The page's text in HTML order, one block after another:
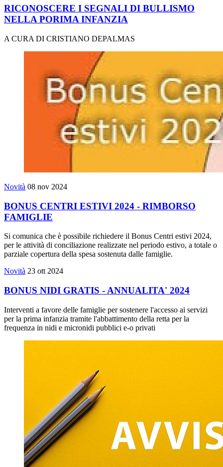
RICONOSCERE I SEGNALI DI BULLISMO
NELLA PORIMA INFANZIA
A CURA DI CRISTIANO DEPALMAS
Novità 08 nov 2024
BONUS CENTRI ESTIVI 2024 - RIMBORSO
FAMIGLIE
Si comunica che è possibile richiedere il Bonus Centri estivi 2024,
per le attività di conciliazione realizzate nel periodo estivo, a totale o
parziale copertura della spesa sostenuta dalle famiglie.
Novità 23 ott 2024
BONUS NIDI GRATIS - ANNUALITA' 2024
Interventi a favore delle famiglie per sostenere l'accesso ai servizi
per la prima infanzia tramite l'abbattimento della retta per la
frequenza in nidi e micronidi pubblici e-o privati